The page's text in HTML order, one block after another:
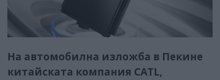
На автомобилна изложба в Пекине
китайската компания CATL,